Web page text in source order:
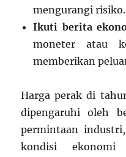
mengurangi risiko.
Ikuti berita
moneter atau
memberikan
Harga perak di
dipengaruhi oleh
permintaan
kondisi